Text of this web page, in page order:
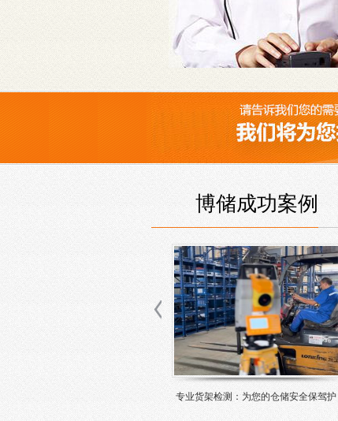
博储成功案例
15天太仓货架安装 为什么使用模具翻转机